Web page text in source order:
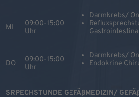
MI
09:00-15:00
Uhr
Darmkrebs/
DO
09:00-15:00
Uhr
Darmkrebs/
Endokrine
SRPECHSTUNDE GEFÄßMEDIZIN/